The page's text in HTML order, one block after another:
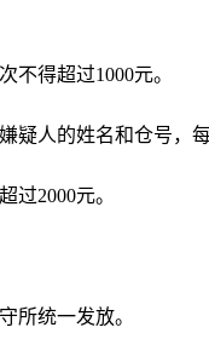
次不得超过1000元。
疑人的姓名和仓号，
过2000元。
，看守所统一发放